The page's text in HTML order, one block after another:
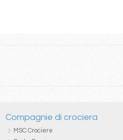
Compagnie di crociera
MSC Crociere